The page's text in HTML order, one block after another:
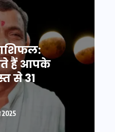
हैं आपके
से 31
2025